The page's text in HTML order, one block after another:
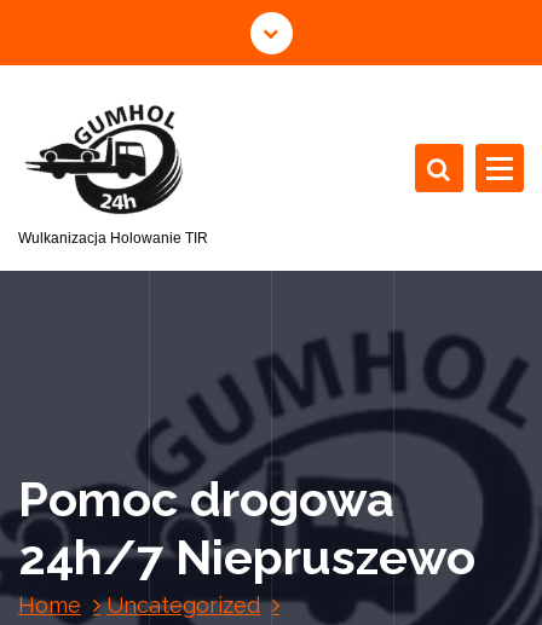
Wulkanizacja Holowanie TIR
Pomoc drogowa
24h/7 Niepruszewo
Home
Uncategorized